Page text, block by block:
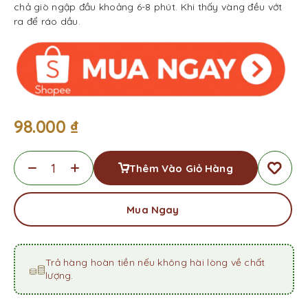
chả giò ngập đầu khoảng 6-8 phút. Khi thấy vàng đều vớt
ra để ráo dầu.
98.000 ₫
Thêm Vào Giỏ Hàng
Mua Ngay
Trả hàng hoàn tiền nếu không hài lòng về chất
lượng.